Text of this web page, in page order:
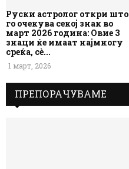
Руски астролог откри што
го очекува секој знак во
март 2026 година: Овие 3
знаци ќе имаат најмногу
среќа, сè...
1 март, 2026
ПРЕПОРАЧУВАМЕ